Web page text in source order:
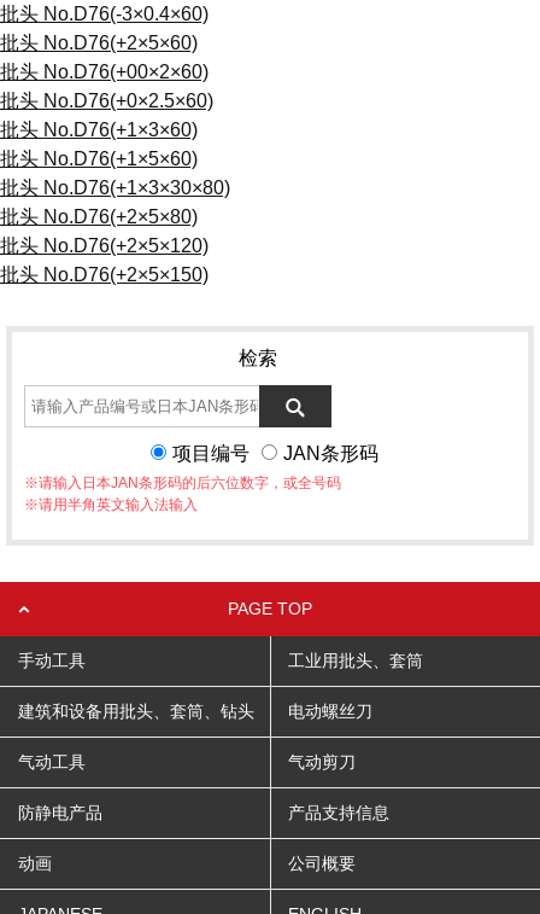
批头 No.D76(-3×0.4×60)
批头 No.D76(+2×5×60)
批头 No.D76(+00×2×60)
批头 No.D76(+0×2.5×60)
批头 No.D76(+1×3×60)
批头 No.D76(+1×5×60)
批头 No.D76(+1×3×30×80)
批头 No.D76(+2×5×80)
批头 No.D76(+2×5×120)
批头 No.D76(+2×5×150)
检索
项目编号 JAN条形码
※请输入日本JAN条形码的后六位数字，或全号码
※请用半角英文输入法输入
PAGE TOP
手动工具 工业用批头、套筒
建筑和设备用批头、套筒、钻头 电动螺丝刀
气动工具 气动剪刀
防静电产品 产品支持信息
动画 公司概要